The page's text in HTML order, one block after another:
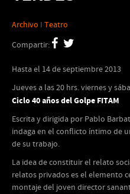
Archivo I Teatro
Compartir:
Hasta el 14 de septiembre 2013
Jueves a las 20 hrs. viernes y
Ciclo 40 años del Golpe FITAM
Escrita y dirigida por Pablo
indaga en el conflicto íntimo de
de su trabajo.
La idea de constituir el relato
relatos privados es el elemento
montaje del joven director